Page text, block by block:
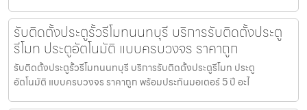
รับติดตั้งประตูรั้วรีโมทนนทบุรี บริการรับติดตั้งประตู
รีโมท ประตูอัตโนมัติ แบบครบวงจร ราคาถูก
รับติดตั้งประตูรั้วรีโมทนนทบุรี บริการรับติดตั้งประตูรีโมท ประตู
อัตโนมัติ แบบครบวงจร ราคาถูก พร้อมประกันมอเตอร์ 5 ปี อะไ